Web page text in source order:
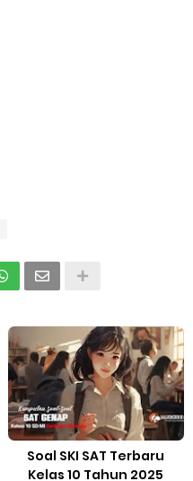
Soal SKI SAT Terbaru
Kelas 10 Tahun 2025